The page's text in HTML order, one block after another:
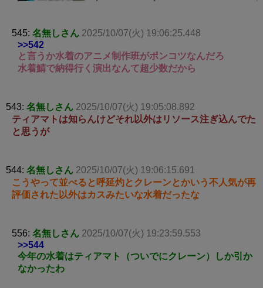
545: 名無しさん 2025/10/07(火) 19:06:25.448
>>542
と言うか水着のアニメ制作班がポンコツなんだろ
水着鯖で納得行く演出なんて超少数だから
543: 名無しさん 2025/10/07(火) 19:05:08.892
ティアマトは知らんけどそれ以外はリソース注ぎ込んでた
と思うが
544: 名無しさん 2025/10/07(火) 19:06:15.691
こうやって並べると呼延灼とクレーンとかいう不人気が再
評価された以外はカスみたいな水着だったな
556: 名無しさん 2025/10/07(火) 19:23:59.553
>>544
今年の水着はティアマト（ついでにクレーン）しか引か
なかったわ